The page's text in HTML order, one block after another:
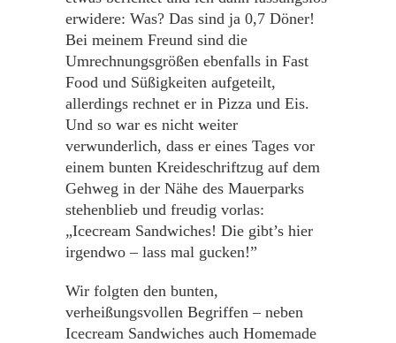
erwidere: Was? Das sind ja 0,7 Döner!
Bei meinem Freund sind die
Umrechnungsgrößen ebenfalls in Fast
Food und Süßigkeiten aufgeteilt,
allerdings rechnet er in Pizza und Eis.
Und so war es nicht weiter
verwunderlich, dass er eines Tages vor
einem bunten Kreideschriftzug auf dem
Gehweg in der Nähe des Mauerparks
stehenblieb und freudig vorlas:
„Icecream Sandwiches! Die gibt’s hier
irgendwo – lass mal gucken!”
Wir folgten den bunten,
verheißungsvollen Begriffen – neben
Icecream Sandwiches auch Homemade